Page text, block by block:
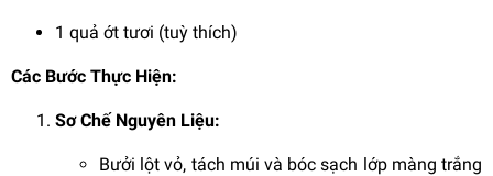
1 quả ớt tươi (tuỳ thích)
Các Bước Thực Hiện:
Sơ Chế Nguyên Liệu:
Bưởi lột vỏ, tách múi và bóc sạch lớp màng trắng